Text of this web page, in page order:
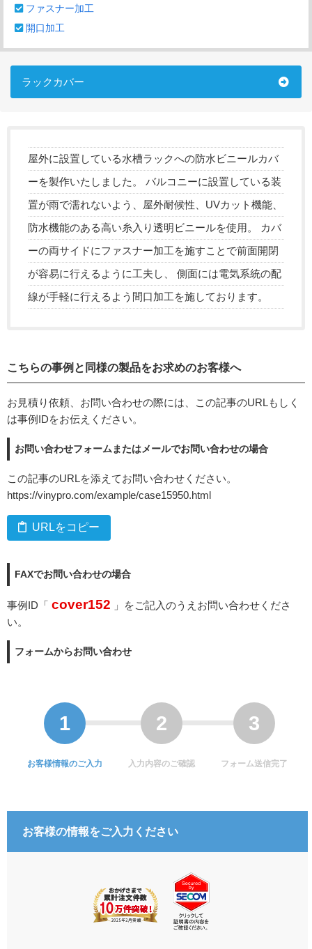
ファスナー加工
開口加工
ラックカバー
屋外に設置している水槽ラックへの防水ビニールカバ
ーを製作いたしました。 バルコニーに設置している装
置が雨で濡れないよう、屋外耐候性、UVカット機能、
防水機能のある高い糸入り透明ビニールを使用。 カバ
ーの両サイドにファスナー加工を施すことで前面開閉
が容易に行えるように工夫し、 側面には電気系統の配
線が手軽に行えるよう間口加工を施しております。
こちらの事例と同様の製品をお求めのお客様へ
お見積り依頼、お問い合わせの際には、この記事のURLもしく
は事例IDをお伝えください。
お問い合わせフォームまたはメールでお問い合わせの場合
この記事のURLを添えてお問い合わせください。
https://vinypro.com/example/case15950.html
URLをコピー
FAXでお問い合わせの場合
事例ID「 cover152 」をご記入のうえお問い合わせくださ
い。
フォームからお問い合わせ
お客様情報のご入力 入力内容のご確認 フォーム送信完了
お客様の情報をご入力ください